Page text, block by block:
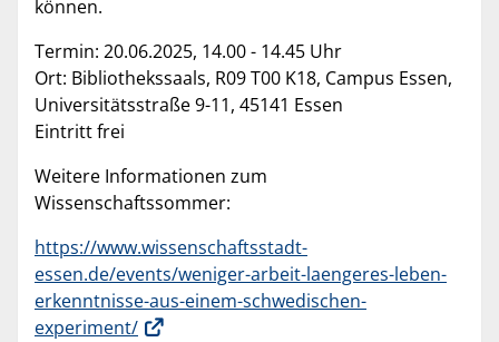
können.
Termin: 20.06.2025, 14.00 - 14.45 Uhr
Ort: Bibliothekssaals, R09 T00 K18, Campus Essen,
Universitätsstraße 9-11, 45141 Essen
Eintritt frei
Weitere Informationen zum
Wissenschaftssommer:
https://www.wissenschaftsstadt-
essen.de/events/weniger-arbeit-laengeres-leben-
erkenntnisse-aus-einem-schwedischen-
experiment/